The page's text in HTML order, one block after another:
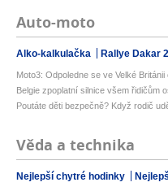
Auto-moto
Alko-kalkulačka Rallye Dakar
Moto3: Odpoledne se ve Velké
Belgie zpoplatní silnice všem řidičům
Poutáte děti bezpečně? Když rodič
Věda a technika
Nejlepší chytré hodinky